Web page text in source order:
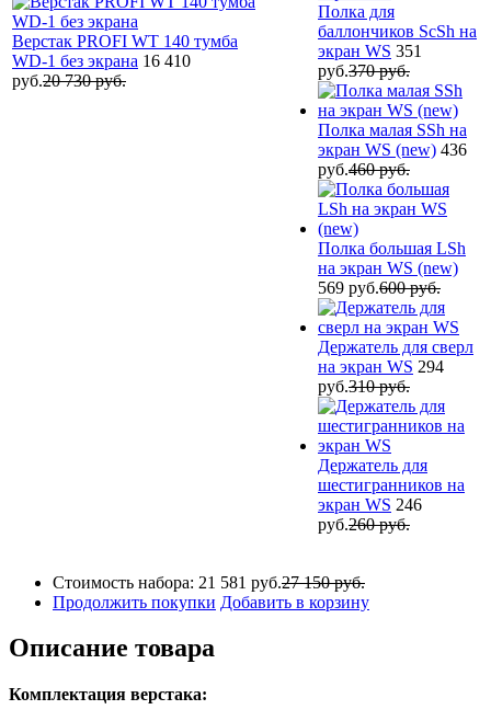
Верстак PROFI WT 140 тумба
WD-1 без экрана 16 410
руб.20 730 руб.
Полка для
баллончиков ScSh на
экран WS 351
руб.370 руб.
Полка малая SSh на
экран WS (new) 436
руб.460 руб.
Полка большая LSh
на экран WS (new)
569 руб.600 руб.
Держатель для сверл
на экран WS 294
руб.310 руб.
Держатель для
шестигранников на
экран WS 246
руб.260 руб.
Стоимость набора: 21 581 руб.27 150 руб.
Продолжить покупки Добавить в корзину
Описание товара
Комплектация верстака: